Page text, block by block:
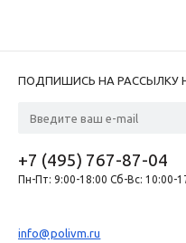
ПОДПИШИСЬ НА РАССЫЛКУ
+7 (495) 767-87-04
Пн-Пт: 9:00-18:00 Сб-Вс: 10:00-
info@polivm.ru